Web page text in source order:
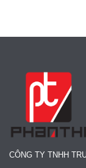
CÔNG TY TNHH